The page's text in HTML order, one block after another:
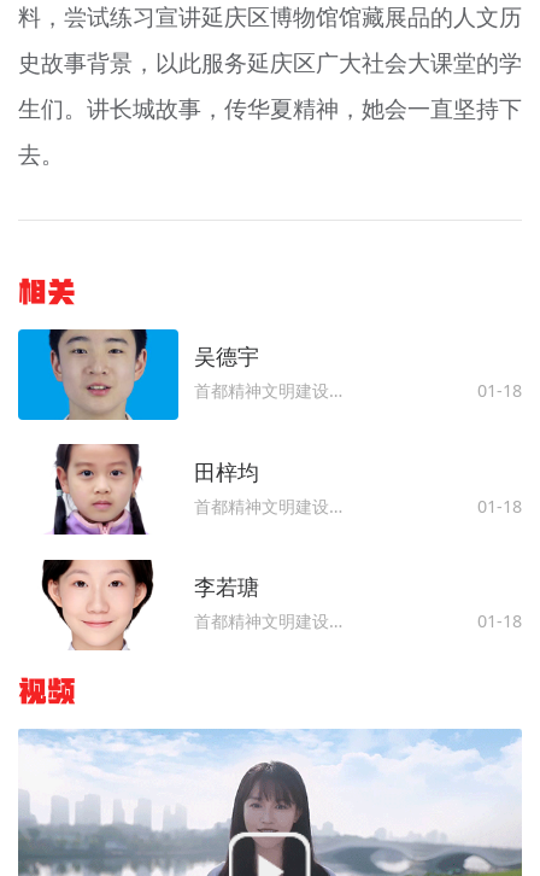
料，尝试练习宣讲延庆区博物馆馆藏展品的人文历
史故事背景，以此服务延庆区广大社会大课堂的学
生们。 讲长城故事，传华夏精神，她会一直坚持下
去。
相关
​​​​​​​吴德宇
首都精神文明建设委员会办公室 01-18
田梓均
首都精神文明建设委员会办公室 01-18
李若瑭
首都精神文明建设委员会办公室 01-18
视频